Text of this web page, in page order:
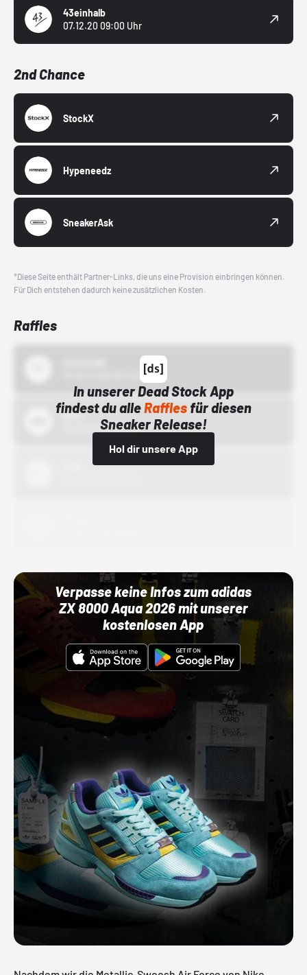
43einhalb
07.12.20 09:00 Uhr
2nd Chance
StockX
Hypeneedz
SneakerAsk
*Diese Seite enthält Partner-Links, die uns eine Provision einbringen können.
Für Dich entstehen dadurch keine zusätzlichen Kosten.
Raffles
In unserer Dead Stock App
findest du alleRafflesfür diesen
Sneaker Release!
Hol dir unsere App
Bstn
01.10.22 00:00 Uhr
Verpasse keine Infos zum adidas
ZX 8000 Aqua 2026 mit unserer
kostenlosen App